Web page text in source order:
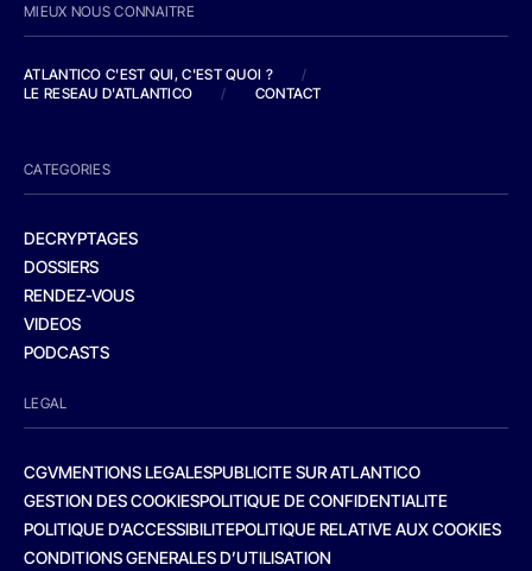
MIEUX NOUS CONNAITRE
ATLANTICO C'EST QUI, C'EST QUOI ?
/
LE RESEAU D'ATLANTICO
/ CONTACT
CATEGORIES
DECRYPTAGES
DOSSIERS
RENDEZ-VOUS
VIDEOS
PODCASTS
LEGAL
CGVMENTIONS LEGALESPUBLICITE SUR ATLANTICO
GESTION DES COOKIESPOLITIQUE DE CONFIDENTIALITE
POLITIQUE D’ACCESSIBILITEPOLITIQUE RELATIVE AUX COOKIES
CONDITIONS GENERALES D’UTILISATION